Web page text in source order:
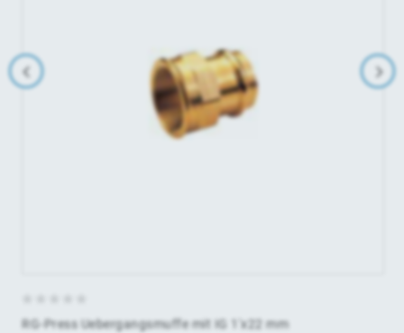
RG-Press Uebergangsmuffe mit IG 1'x22 mm